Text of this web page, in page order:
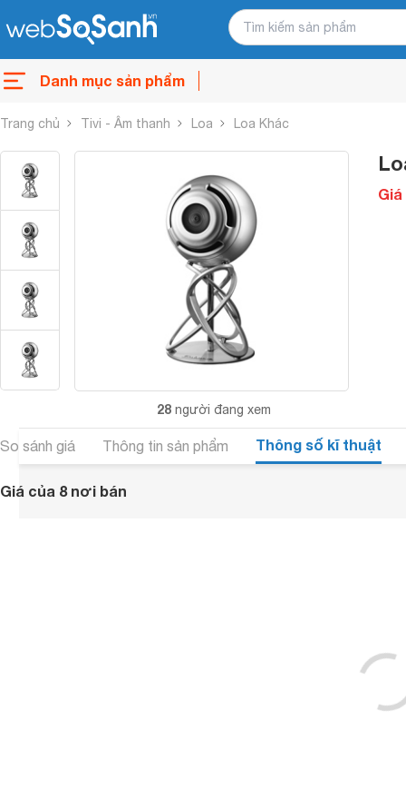
Danh mục sản phẩm
Trang chủ Tivi - Âm thanh Loa Loa Khác
28 người đang xem
Giá
So sánh giá Thông tin sản phẩm Thông số kĩ thuật
Giá của 8 nơi bán